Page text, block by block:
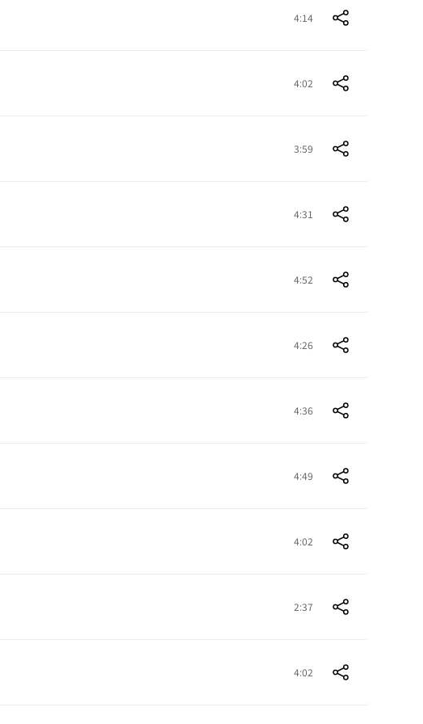
4:14
4:02
3:59
4:31
4:52
4:26
4:36
4:49
4:02
2:37
4:02